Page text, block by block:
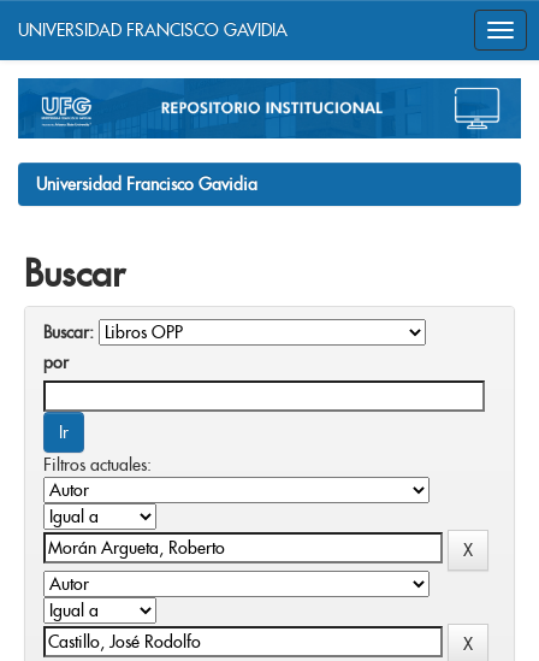
navigation
UNIVERSIDAD FRANCISCO GAVIDIA
Universidad Francisco Gavidia
Buscar
Buscar:
por
Filtros actuales: